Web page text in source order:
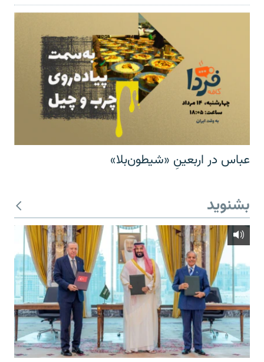
عباس در اربعینِ «شیطون‌بلا»
بشنوید